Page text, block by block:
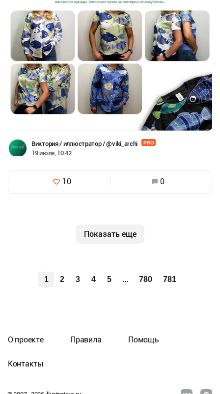
Виктория / иллюстратор / @viki_archi PRO
19 июля, 10:42
10 0
Показать еще
1 2 3 4 5 ... 780 781
О проекте Правила Помощь
Контакты